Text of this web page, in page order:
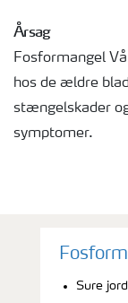
Årsag
Fosformangel
hos de ældre
stængelskader
symptomer.
Sure